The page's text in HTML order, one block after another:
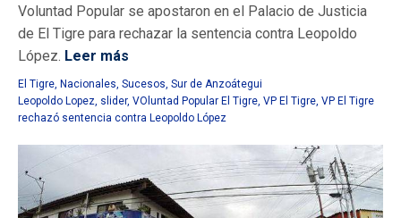
Voluntad Popular se apostaron en el Palacio de Justicia
de El Tigre para rechazar la sentencia contra Leopoldo
López. Leer más
El Tigre Nacionales Sucesos Sur de Anzoátegui
Leopoldo Lopez slider, VOluntad Popular El Tigre VP El Tigre VP El Tigre
rechazó sentencia contra Leopoldo López